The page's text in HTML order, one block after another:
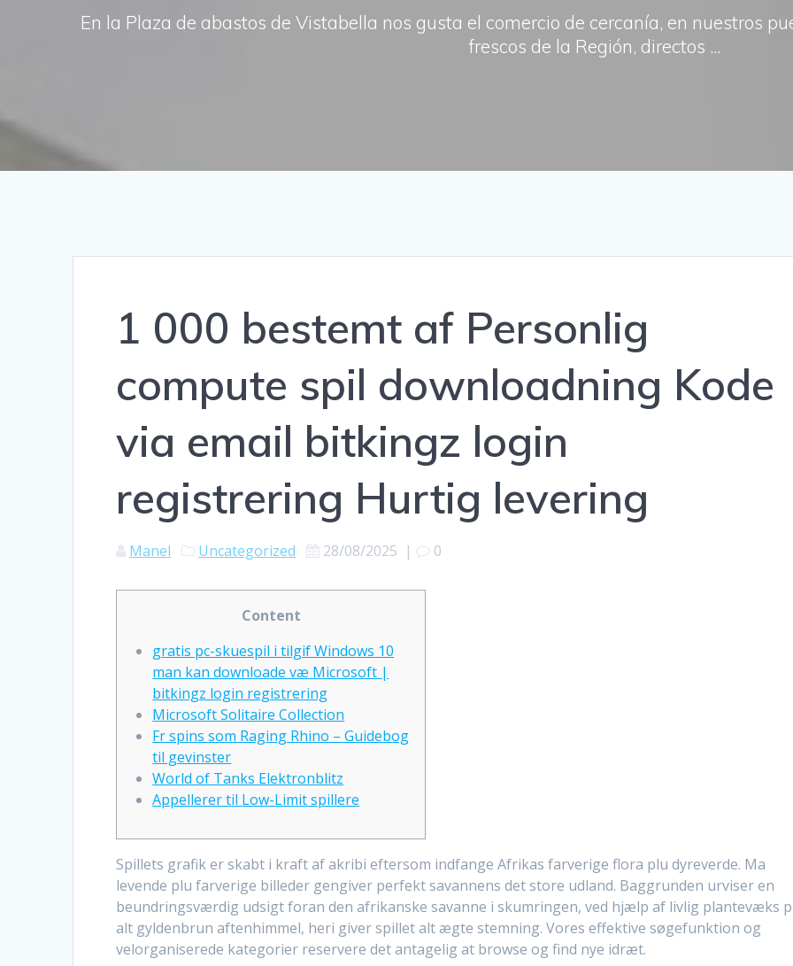
En la Plaza de abastos de Vistabella nos gusta el comercio de cercanía, en nuestros
frescos de la Región, directos ...
1 000 bestemt af Personlig
compute spil downloadning Kode
via email bitkingz login
registrering Hurtig levering
Manel Uncategorized 28/08/2025 | 0
Content
gratis pc-skuespil i tilgif Windows 10
man kan downloade væ Microsoft |
bitkingz login registrering
Microsoft Solitaire Collection
Fr spins som Raging Rhino – Guidebog
til gevinster
World of Tanks Elektronblitz
Appellerer til Low-Limit spillere
Spillets grafik er skabt i kraft af akribi eftersom indfange Afrikas farverige flora plu dyreverde. Ma
levende plu farverige billeder gengiver perfekt savannens det store udland. Baggrunden urviser en
beundringsværdig udsigt foran den afrikanske savanne i skumringen, ved hjælp af livlig plantevæks
alt gyldenbrun aftenhimmel, heri giver spillet alt ægte stemning.Vores effektive søgefunktion og
velorganiserede kategorier reservere det antagelig at browse og find nye idræt.